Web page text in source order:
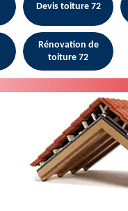
Devis toiture 72
Rénovation de
toiture 72